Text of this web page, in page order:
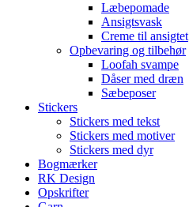
Læbepomade
Ansigtsvask
Creme til ansigtet
Opbevaring og tilbehør
Loofah svampe
Dåser med dræn
Sæbeposer
Stickers
Stickers med tekst
Stickers med motiver
Stickers med dyr
Bogmærker
RK Design
Opskrifter